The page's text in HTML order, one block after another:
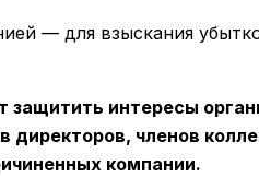
— для взыскания
интересы
членов
компании.